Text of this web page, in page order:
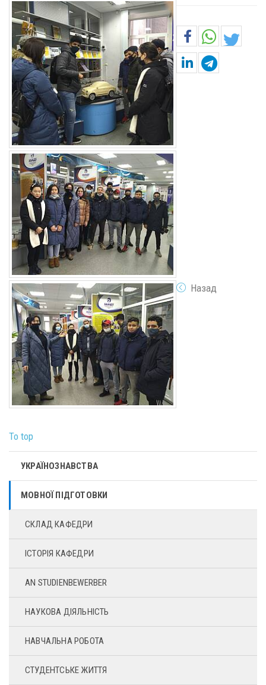
Назад
To top
УКРАЇНОЗНАВСТВА
МОВНОЇ ПІДГОТОВКИ
СКЛАД КАФЕДРИ
ІСТОРІЯ КАФЕДРИ
AN STUDIENBEWERBER
НАУКОВА ДІЯЛЬНІСТЬ
НАВЧАЛЬНА РОБОТА
СТУДЕНТСЬКЕ ЖИТТЯ